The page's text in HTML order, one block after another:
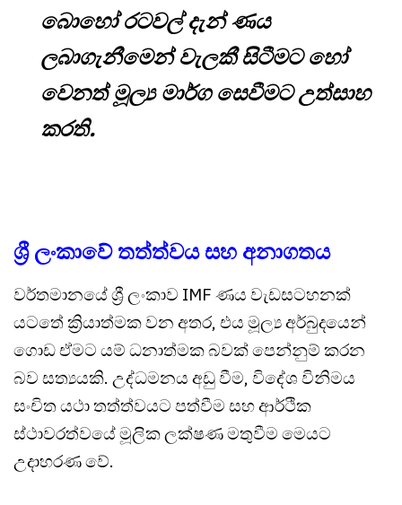
බොහෝ රටවල් දැන් ණය
ලබාගැනීමෙන් වැලකී සිටීමට හෝ
වෙනත් මූල්‍ය මාර්ග සෙවීමට උත්සාහ
කරති.
ශ්‍රී ලංකාවේ තත්ත්වය සහ අනාගතය
වර්තමානයේ ශ්‍රී ලංකාව IMF ණය වැඩසටහනක්
යටතේ ක්‍රියාත්මක වන අතර, එය මූල්‍ය අර්බුදයෙන්
ගොඩ ඒමට යම් ධනාත්මක බවක් පෙන්නුම් කරන
බව සත්‍යයකි. උද්ධමනය අඩු වීම, විදේශ විනිමය
සංචිත යථා තත්ත්වයට පත්වීම සහ ආර්ථික
ස්ථාවරත්වයේ මූලික ලක්ෂණ මතුවීම මෙයට
උදාහරණ වේ.